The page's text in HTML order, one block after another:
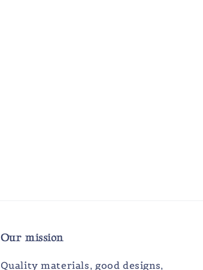
Our mission
Quality materials, good designs,